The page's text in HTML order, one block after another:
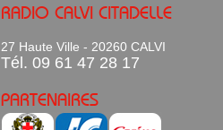
RADIO CALVI CITADELLE
27 Haute Ville - 20260 CALVI
Tél. 09 61 47 28 17
PARTENAIRES